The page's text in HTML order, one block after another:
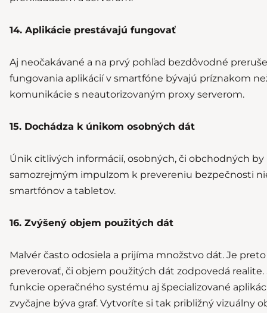
14. Aplikácie prestávajú fungovať
Aj neočakávané a na prvý pohľad bezdôvodné
fungovania aplikácií v smartfóne bývajú príznakom
komunikácie s neautorizovaným proxy serverom.
15. Dochádza k únikom osobných dát
Únik citlivých informácií, osobných, či obchodných
samozrejmým impulzom k prevereniu bezpečnosti
smartfónov a tabletov.
16. Zvýšený objem použitých dát
Malvér často odosiela a prijíma množstvo dát. Je
preverovať, či objem použitých dát zodpovedá
funkcie operačného systému aj špecializované
zvyčajne býva graf. Vytvoríte si tak približný vizuálny